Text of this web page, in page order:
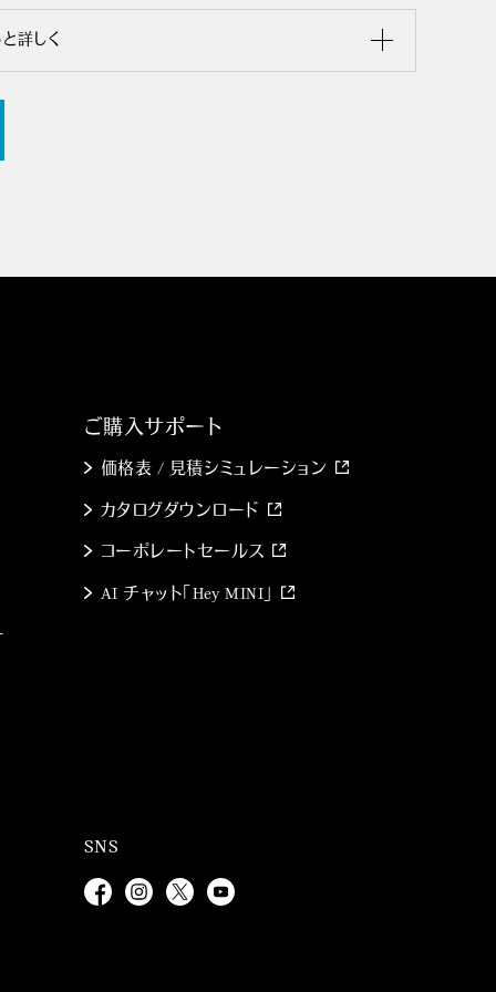
詳しく
ご購入サポート
価格表 / 見積シミュレーション
カタログダウンロード
コーポレートセールス
AI チャット「Hey MINI」
SNS